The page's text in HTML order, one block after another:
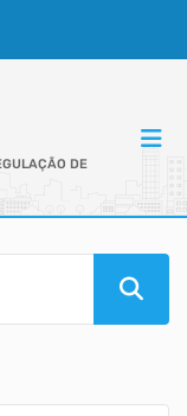
DE